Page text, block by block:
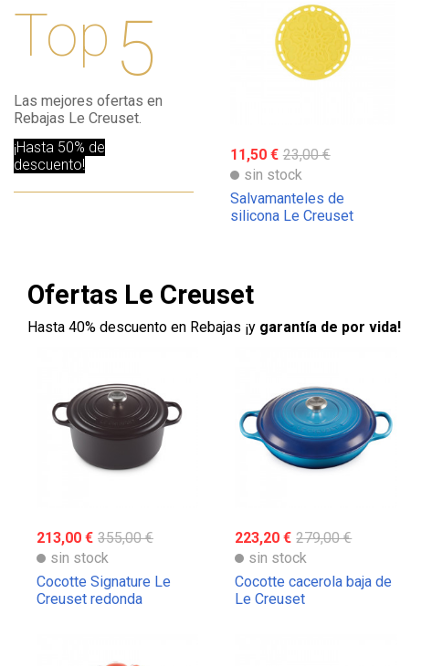
Top5
Las mejores ofertas en
Rebajas Le Creuset.
¡Hasta 50% de
descuento!
11,50 € 23,00 €
sin stock
Salvamanteles de
silicona Le Creuset
Ofertas Le Creuset
Hasta 40% descuento en Rebajas ¡y garantía de por vida!
213,00 € 355,00 €
sin stock
Cocotte Signature Le
Creuset redonda
223,20 € 279,00 €
sin stock
Cocotte cacerola baja de
Le Creuset